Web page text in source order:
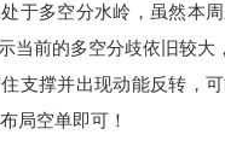
多空分水岭，虽然本周
当前的多空分歧依旧较
支撑并出现动能反转，
局空单即可！